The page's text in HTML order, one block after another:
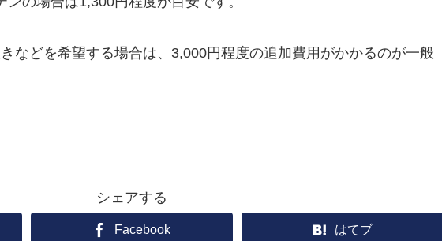
などを希望する場合は、3,000円程度の追加費用がかかるのが一般
シェアする
Facebook はてブ